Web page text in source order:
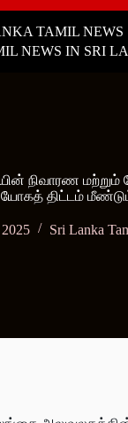
TAMIL NEWS
NEWS IN SRI
நிவாரண மற்றும்
திட்டம்
Sri Lanka